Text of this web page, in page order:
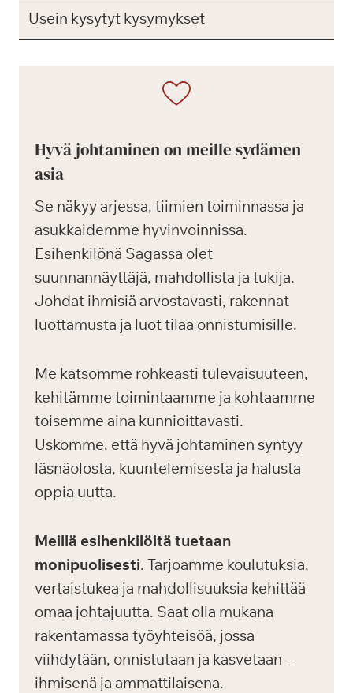
Usein kysytyt kysymykset
Hyvä johtaminen on meille sydämen
asia
Se näkyy arjessa, tiimien toiminnassa ja
asukkaidemme hyvinvoinnissa.
Esihenkilönä Sagassa olet
suunnannäyttäjä, mahdollista ja tukija.
Johdat ihmisiä arvostavasti, rakennat
luottamusta ja luot tilaa onnistumisille.
Me katsomme rohkeasti tulevaisuuteen,
kehitämme toimintaamme ja kohtaamme
toisemme aina kunnioittavasti.
Uskomme, että hyvä johtaminen syntyy
läsnäolosta, kuuntelemisesta ja halusta
oppia uutta.
Meillä esihenkilöitä tuetaan
monipuolisesti. Tarjoamme koulutuksia,
vertaistukea ja mahdollisuuksia kehittää
omaa johtajuutta. Saat olla mukana
rakentamassa työyhteisöä, jossa
viihdytään, onnistutaan ja kasvetaan –
ihmisenä ja ammattilaisena.